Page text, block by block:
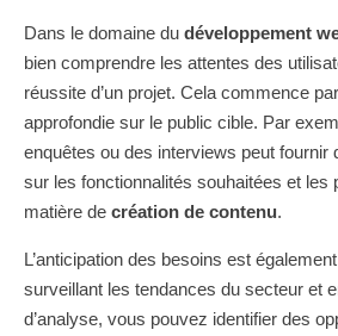
Dans le domaine du développement
bien comprendre les attentes des
réussite d’un projet. Cela commence
approfondie sur le public cible. Par
enquêtes ou des interviews peut fournir
sur les fonctionnalités souhaitées et les
matière de création de contenu.
L’anticipation des besoins est
surveillant les tendances du secteur et
d’analyse, vous pouvez identifier des